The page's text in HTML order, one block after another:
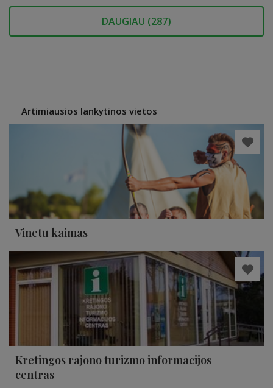
DAUGIAU (287)
Artimiausios lankytinos vietos
Vinetu kaimas
Kretingos rajono turizmo informacijos
centras